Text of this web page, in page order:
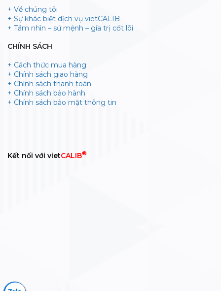
+ Về chúng tôi
+ Sự khác biệt dịch vụ vietCALIB
+ Tầm nhìn – sứ mệnh – gía trị cốt lõi
CHÍNH SÁCH
+ Cách thức mua hàng
+ Chính sách giao hàng
+ Chính sách thanh toán
+ Chính sách bảo hành
+ Chính sách bảo mật thông tin
Kết nối với vietCALIB®